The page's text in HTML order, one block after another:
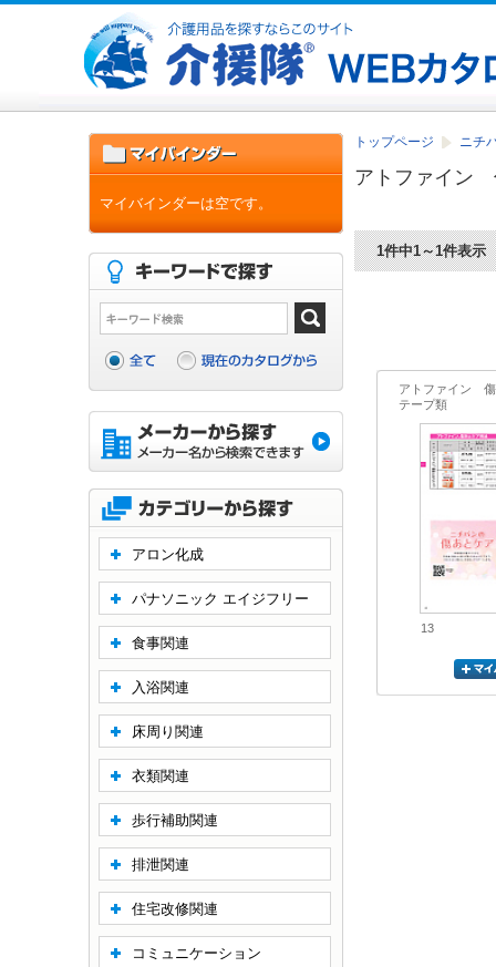
トップページ ニチ
アトファイン
1件中1～1件表示
アトファイン 傷
テープ類
13
マイバインダーは空です。
アロン化成
パナソニック エイジフリー
食事関連
入浴関連
床周り関連
衣類関連
歩行補助関連
排泄関連
住宅改修関連
コミュニケーション